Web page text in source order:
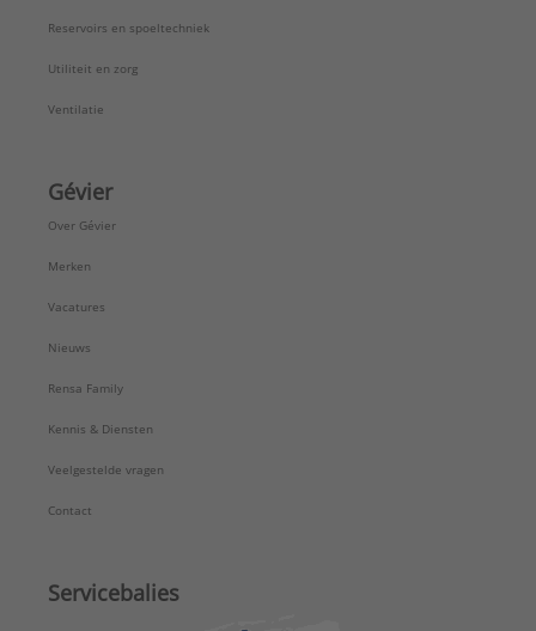
Reservoirs en spoeltechniek
Utiliteit en zorg
Ventilatie
Gévier
Over Gévier
Merken
Vacatures
Nieuws
Rensa Family
Kennis & Diensten
Veelgestelde vragen
Contact
Servicebalies